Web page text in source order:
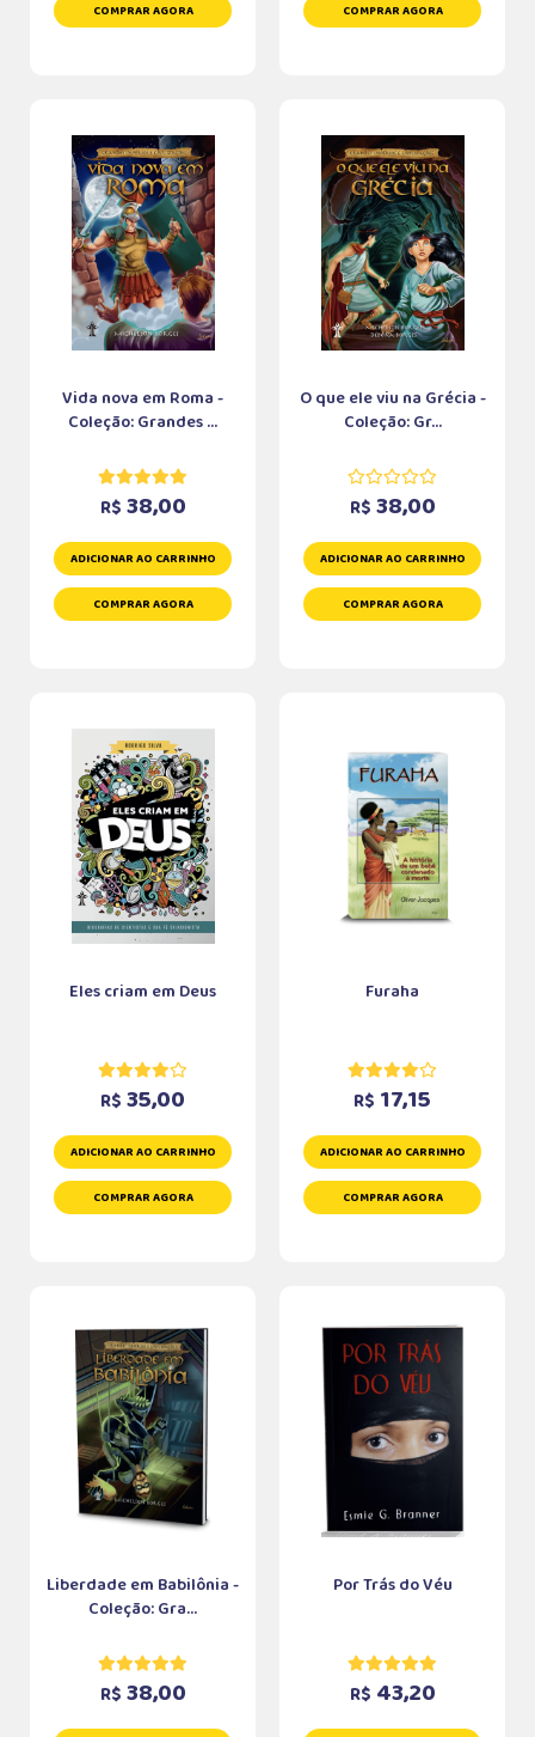
COMPRAR AGORA COMPRAR AGORA
Vida nova em Roma -
Coleção: Grandes ...
R$ 38,00
ADICIONAR AO CARRINHO
COMPRAR AGORA
O que ele viu na Grécia -
Coleção: Gr...
R$ 38,00
ADICIONAR AO CARRINHO
COMPRAR AGORA
Eles criam em Deus
R$ 35,00
ADICIONAR AO CARRINHO
COMPRAR AGORA
Furaha
R$ 17,15
ADICIONAR AO CARRINHO
COMPRAR AGORA
Liberdade em Babilônia -
Coleção: Gra...
R$ 38,00
Por Trás do Véu
R$ 43,20